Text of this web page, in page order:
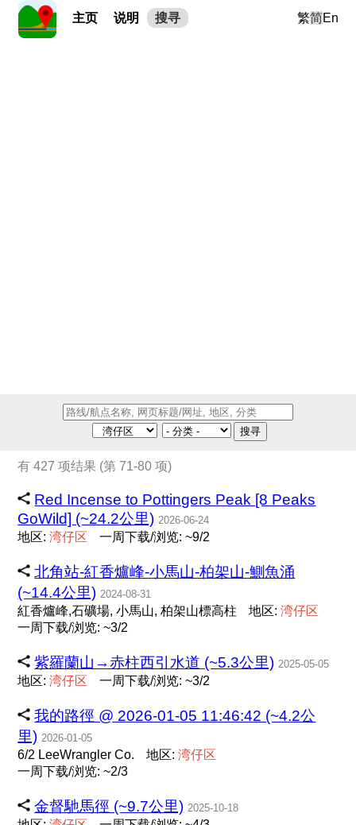
主页 说明 搜寻 繁简En
搜寻
有 427 项结果 (第 71-80 项)
Red Incense to Pottingers Peak [8 Peaks
GoWild] (~24.2公里) 2026-06-24
地区:湾仔区 一周下载/浏览: ~9/2
北角站-紅香爐峰-小馬山-柏架山-鰂魚涌
(~14.4公里) 2024-08-31
紅香爐峰,石礦場, 小馬山, 柏架山標高柱 地区:湾仔区
一周下载/浏览: ~3/2
紫羅蘭山→赤柱西引水道 (~5.3公里) 2025-05-05
地区:湾仔区 一周下载/浏览: ~3/2
我的路徑 @ 2026-01-05 11:46:42 (~4.2公
里) 2026-01-05
6/2 LeeWrangler Co. 地区:湾仔区
一周下载/浏览: ~2/3
金督馳馬徑 (~9.7公里) 2025-10-18